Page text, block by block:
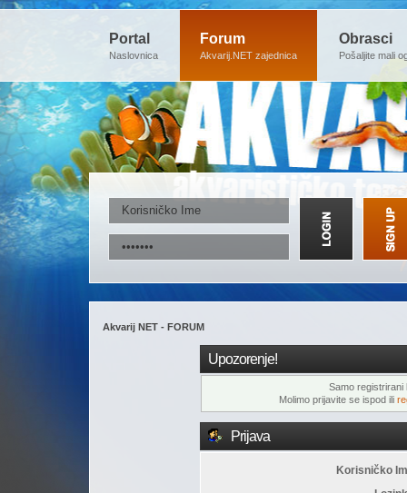
Portal
Naslovnica
Forum
Akvarij.NET zajednica
Obrasci
Pošaljite mali
Akvarij NET - FORUM
Upozorenje!
Samo registrirani
Molimo prijavite se ispod ili
Prijava
Korisničko